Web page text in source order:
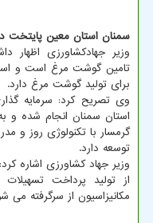
سمنان استان معین پایتخت
وزیر جهادکشاورزی
تامین گوشت مرغ است و
برای تولید گوشت مرغ دارد.
وی تصریح کرد: سرمایه
استان سمنان انجام شده و
گرمسار با تکنولوژی روز و
توسعه دارد.
وزیر جهاد کشاورزی اشاره
از تولید پرداخت
مکانیزاسیون از سرگرفته می